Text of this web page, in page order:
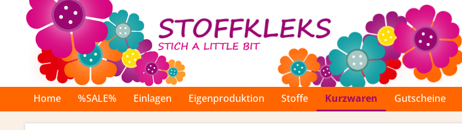
Home %SALE% Einlagen Eigenproduktion Stoffe Kurzwaren Gutscheine